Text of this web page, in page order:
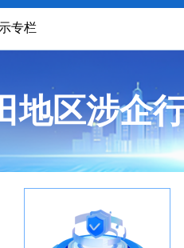
专栏
地区涉企